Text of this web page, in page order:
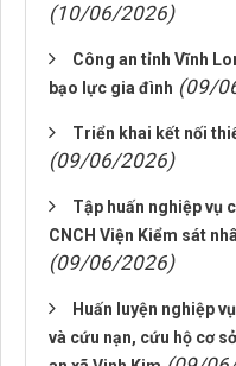
(10/06/2026)
Công an tỉnh Vĩnh
bạo lực gia đình (09/
Triển khai kết nối
(09/06/2026)
Tập huấn nghiệp vụ
CNCH Viện Kiểm sát
(09/06/2026)
Huấn luyện nghiệp
và cứu nạn, cứu hộ cơ